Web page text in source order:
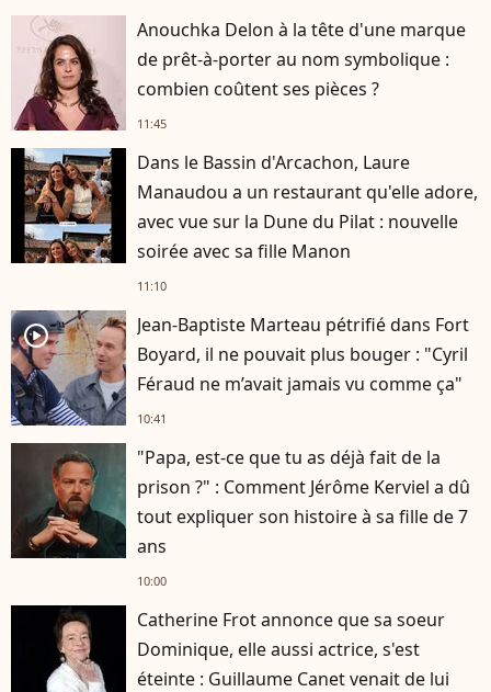
Anouchka Delon à la tête d'une marque
de prêt-à-porter au nom symbolique :
combien coûtent ses pièces ?
11:45
Dans le Bassin d'Arcachon, Laure
Manaudou a un restaurant qu'elle adore,
avec vue sur la Dune du Pilat : nouvelle
soirée avec sa fille Manon
11:10
player2
Jean-Baptiste Marteau pétrifié dans Fort
Boyard, il ne pouvait plus bouger : "Cyril
Féraud ne m’avait jamais vu comme ça"
10:41
"Papa, est-ce que tu as déjà fait de la
prison ?" : Comment Jérôme Kerviel a dû
tout expliquer son histoire à sa fille de 7
ans
10:00
Catherine Frot annonce que sa soeur
Dominique, elle aussi actrice, s'est
éteinte : Guillaume Canet venait de lui